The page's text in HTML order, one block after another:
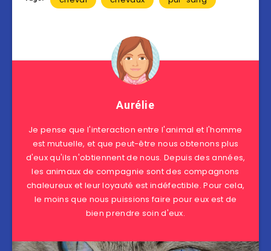
Aurélie
Je pense que l'interaction entre l'animal et l'homme
est mutuelle, et que peut-être nous obtenons plus
d'eux qu'ils n'obtiennent de nous. Depuis des années,
les animaux de compagnie sont des compagnons
chaleureux et leur loyauté est indéfectible. Pour cela,
le moins que nous puissions faire pour eux est de
bien prendre soin d'eux.